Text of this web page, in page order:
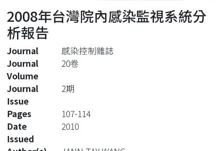
Statistics
2008年台灣院內感染監視系統分
析報告
Journal
感染控制雜誌
Journal
Volume
20卷
Journal
Issue
2期
Pages
107-114
Date
Issued
2010